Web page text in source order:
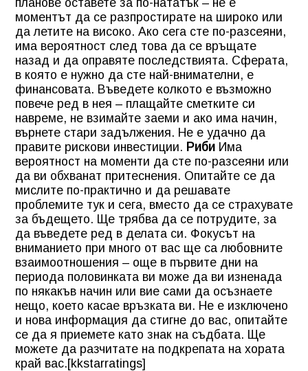
планове оставете за по-нататък – не е
моментът да се разпростирате на широко или
да летите на високо. Ако сега сте по-разсеяни,
има вероятност след това да се връщате
назад и да оправяте последствията. Сферата,
в която е нужно да сте най-внимателни, е
финансовата. Въведете колкото е възможно
повече ред в нея – плащайте сметките си
навреме, не взимайте заеми и ако има начин,
върнете стари задължения. Не е удачно да
правите рискови инвестиции. Риби Има
вероятност на моменти да сте по-разсеяни или
да ви обхванат притеснения. Опитайте се да
мислите по-практично и да решавате
проблемите тук и сега, вместо да се страхувате
за бъдещето. Ще трябва да се потрудите, за
да въведете ред в делата си. Фокусът на
вниманието при много от вас ще са любовните
взаимоотношения – още в първите дни на
периода половинката ви може да ви изненада
по някакъв начин или вие сами да осъзнаете
нещо, което касае връзката ви. Не е изключено
и нова информация да стигне до вас, опитайте
се да я приемете като знак на съдбата. Ще
можете да разчитате на подкрепата на хората
край вас.[kkstarratings]